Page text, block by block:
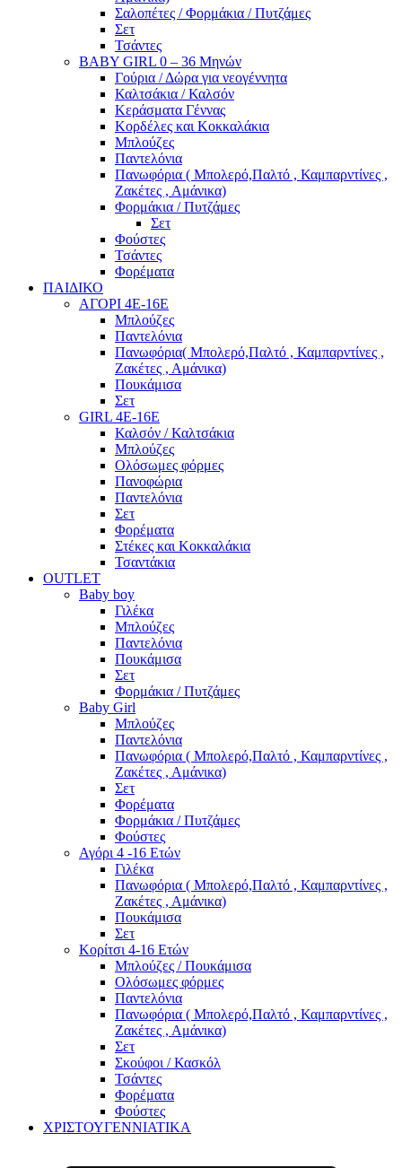
Σαλοπέτες / Φορμάκια / Πυτζάμες
Σετ
Τσάντες
BABY GIRL 0 – 36 Μηνών
Γούρια / Δώρα για νεογέννητα
Καλτσάκια / Καλσόν
Κεράσματα Γέννας
Κορδέλες και Κοκκαλάκια
Μπλούζες
Παντελόνια
Πανωφόρια ( Μπολερό,Παλτό , Καμπαρντίνες ,
Ζακέτες , Αμάνικα)
Φορμάκια / Πυτζάμες
Σετ
Φούστες
Τσάντες
Φορέματα
ΠΑΙΔΙΚΟ
ΑΓΟΡΙ 4Ε-16Ε
Μπλούζες
Παντελόνια
Πανωφόρια( Μπολερό,Παλτό , Καμπαρντίνες ,
Ζακέτες , Αμάνικα)
Πουκάμισα
Σετ
GIRL 4Ε-16Ε
Καλσόν / Καλτσάκια
Μπλούζες
Ολόσωμες φόρμες
Πανοφώρια
Παντελόνια
Σετ
Φορέματα
Στέκες και Κοκκαλάκια
Τσαντάκια
OUTLET
Baby boy
Γιλέκα
Μπλούζες
Παντελόνια
Πουκάμισα
Σετ
Φορμάκια / Πυτζάμες
Baby Girl
Μπλούζες
Παντελόνια
Πανωφόρια ( Μπολερό,Παλτό , Καμπαρντίνες ,
Ζακέτες , Αμάνικα)
Σετ
Φορέματα
Φορμάκια / Πυτζάμες
Φούστες
Αγόρι 4 -16 Ετών
Γιλέκα
Πανωφόρια ( Μπολερό,Παλτό , Καμπαρντίνες ,
Ζακέτες , Αμάνικα)
Πουκάμισα
Σετ
Κορίτσι 4-16 Ετών
Μπλούζες / Πουκάμισα
Ολόσωμες φόρμες
Παντελόνια
Πανωφόρια ( Μπολερό,Παλτό , Καμπαρντίνες ,
Ζακέτες , Αμάνικα)
Σετ
Σκούφοι / Κασκόλ
Τσάντες
Φορέματα
Φούστες
ΧΡΙΣΤΟΥΓΕΝΝΙΑΤΙΚΑ